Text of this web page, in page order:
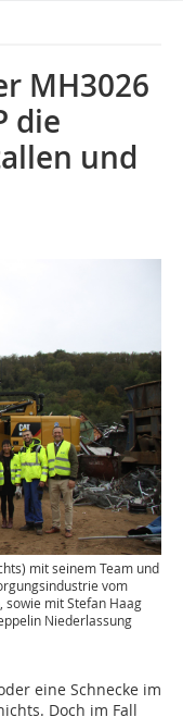
MH3026
die
und
mit seinem Team und
vom
sowie mit Stefan Haag
Niederlassung
eine Schnecke im
Doch im Fall